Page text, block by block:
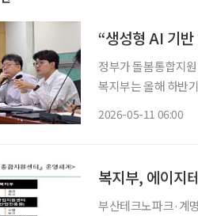
“생성형 AI 기반
정부가 돌봄통합지
복지부는 올해 하반
2026-05-11 06:00
복지부, 에이지
부산테크노파크·계